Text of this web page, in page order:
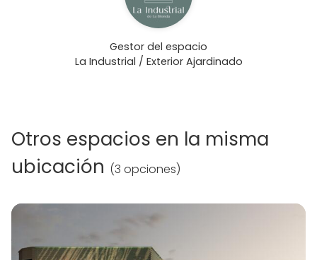
Gestor del espacio
La Industrial / Exterior Ajardinado
Otros espacios en la misma
ubicación (3 opciones)